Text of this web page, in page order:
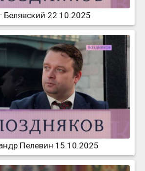
Белявский 22.10.2025
Пелевин 15.10.2025